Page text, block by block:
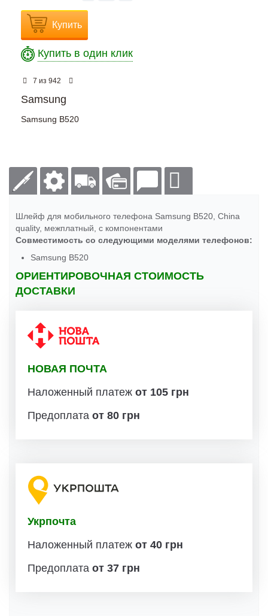
Купить
Купить в один клик
7 из 942
Samsung
Samsung B520
Шлейф для мобильного телефона Samsung B520, China
quality, межплатный, с компонентами
Совместимость со следующими моделями телефонов:
Samsung B520
ОРИЕНТИРОВОЧНАЯ СТОИМОСТЬ
ДОСТАВКИ
НОВАЯ ПОЧТА
Наложенный платеж от 105 грн
Предоплата от 80 грн
Укрпочта
Наложенный платеж от 40 грн
Предоплата от 37 грн